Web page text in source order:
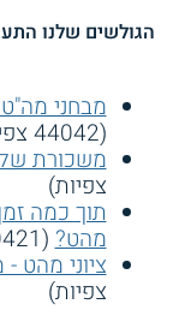
הגולשים שלנו
מבחני
(44042 צפיות)
משכורת
צפיות)
תוך כמה
מהט?(30421 צפיות)
ציוני מהט
צפיות)